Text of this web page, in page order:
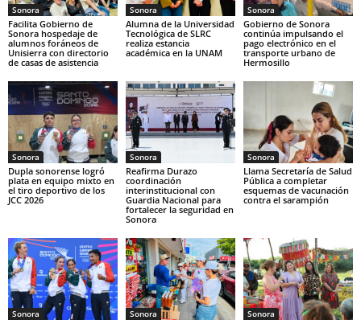
Sonora
Facilita Gobierno de
Sonora hospedaje de
alumnos foráneos de
Unisierra con directorio
de casas de asistencia
Sonora
Alumna de la Universidad
Tecnológica de SLRC
realiza estancia
académica en la UNAM
Sonora
Gobierno de Sonora
continúa impulsando el
pago electrónico en el
transporte urbano de
Hermosillo
Sonora
Dupla sonorense logró
plata en equipo mixto en
el tiro deportivo de los
JCC 2026
Sonora
Reafirma Durazo
coordinación
interinstitucional con
Guardia Nacional para
fortalecer la seguridad en
Sonora
Sonora
Llama Secretaría de Salud
Pública a completar
esquemas de vacunación
contra el sarampión
Sonora Sonora Sonora